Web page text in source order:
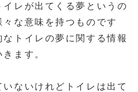
レが出てくる夢というの
な意味を持つものです
トイレの夢に関する情報
ます。
ないけれどトイレは出て